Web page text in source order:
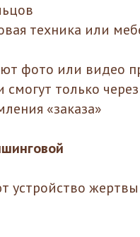
техника или
фото или видео
только через
«заказа»